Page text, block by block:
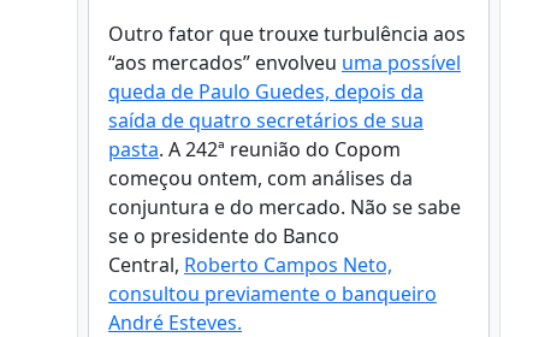
Outro fator que trouxe turbulência aos
“aos mercados” envolveu uma possível
queda de Paulo Guedes, depois da
saída de quatro secretários de sua
pasta. A 242ª reunião do Copom
começou ontem, com análises da
conjuntura e do mercado. Não se sabe
se o presidente do Banco
Central, Roberto Campos Neto,
consultou previamente o banqueiro
André Esteves.